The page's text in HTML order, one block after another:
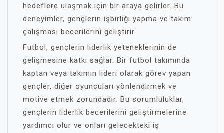
hedeflere ulaşmak için bir araya gelirler. Bu
deneyimler, gençlerin işbirliği yapma ve takım
çalışması becerilerini geliştirir.
Futbol, gençlerin liderlik yeteneklerinin de
gelişmesine katkı sağlar. Bir futbol takımında
kaptan veya takımın lideri olarak görev yapan
gençler, diğer oyuncuları yönlendirmek ve
motive etmek zorundadır. Bu sorumluluklar,
gençlerin liderlik becerilerini geliştirmelerine
yardımcı olur ve onları gelecekteki iş